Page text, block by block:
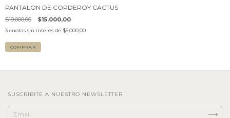
PANTALON DE CORDEROY CACTUS
$19.000,00 $15.000,00
3 cuotas sin interés de $5.000,00
COMPRAR
SUSCRIBITE A NUESTRO NEWSLETTER